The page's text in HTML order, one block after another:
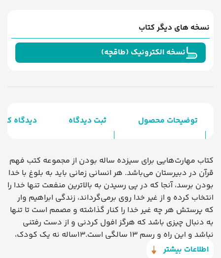
نسخه های دیگر کتاب
نسخه الکترونیک (طاقچه)
توضیحات محصول ثبت دیدگاه دیدگاه
کتاب مهارت‌هایی برای سیزده ساله بودن از مجموعه کتب فهم
قرآن در دبیرستان می‌باشد. هر انسانی زمانی باید به بلوغ با خدا
بودن برسد، آنجا که در پی رسیدن به بالاترین منفعت تنها خدا را
انتخاب کرده و از غیر خدا روی برمی‌گرداند، زندگی ابراهیم وار
که پرستش هر چه غیر خدا را کنار گذاشته و مصمم است تا تنها
به دنبال چیزی باشد که هرگز افول کردنی و از دست رفتنی
نباشد و این راه و رسم 13 سالگی است.13ساله نه یک کودک،
که رهبری در قد و قامت یک نوجوان است، انسانی که راه خود
اطلاعات بیشتر